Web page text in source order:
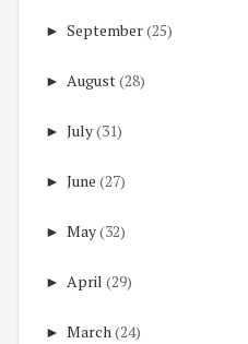
► September(25)
► August(28)
► July(31)
► June (27)
► May(32)
► April (29)
► March (24)